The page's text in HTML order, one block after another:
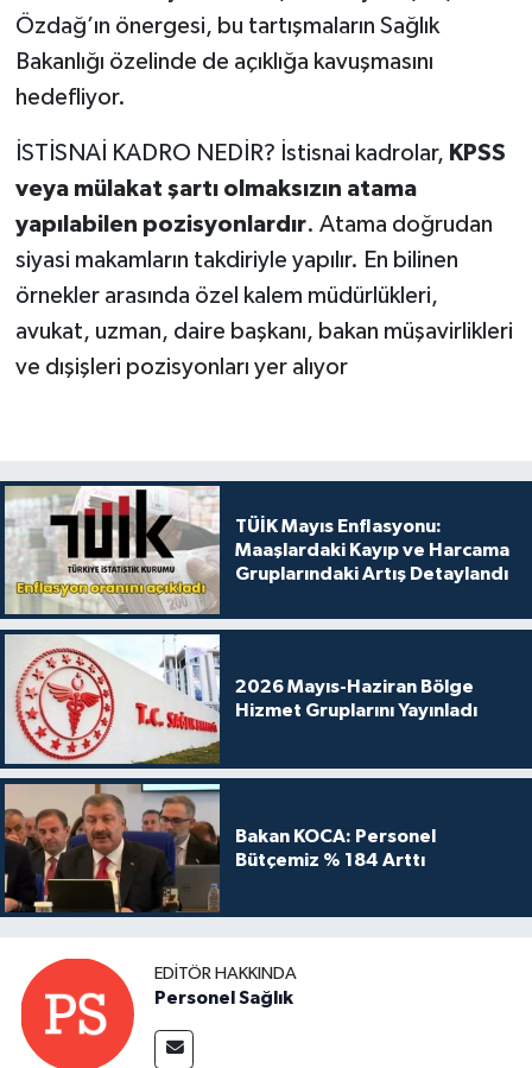
Özdağ’ın önergesi, bu tartışmaların Sağlık
Bakanlığı özelinde de açıklığa kavuşmasını
hedefliyor.
İSTİSNAİ KADRO NEDİR? İstisnai kadrolar, KPSS
veya mülakat şartı olmaksızın atama
yapılabilen pozisyonlardır. Atama doğrudan
siyasi makamların takdiriyle yapılır. En bilinen
örnekler arasında özel kalem müdürlükleri,
avukat, uzman, daire başkanı, bakan müşavirlikleri
ve dışişleri pozisyonları yer alıyor
TÜİK Mayıs Enflasyonu:
Maaşlardaki Kayıp ve Harcama
Gruplarındaki Artış Detaylandı
2026 Mayıs-Haziran Bölge
Hizmet Gruplarını Yayınladı
Bakan KOCA: Personel
Bütçemiz % 184 Arttı
EDITÖR HAKKINDA
Personel Sağlık